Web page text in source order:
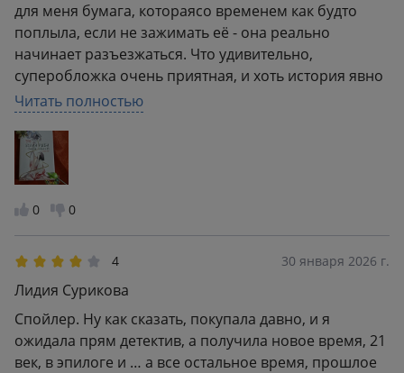
для меня бумага, котораясо временем как будто
поплыла, если не зажимать её - она реально
начинает разъезжаться. Что удивительно,
суперобложка очень приятная, и хоть история явно
растянута (можно было уместить все в3 книги
максимум) в целом читать удобно. Сама история
мне более чем понравилась. Да, это не стандартные
китайские авторы к которым я привыкла, но это и
хорошо. История именно что о дружбе, и немного
добавлено загадок (не скажу таинственности, тут
персонажами, но лишь частично, современное
время переплетается с воспоминаниями и если
честно по итогу первой книги ничего не понятно...)
но оно все равно того стоит, определенно
рекомендую.
Читать полностью
0 0
4 30 января 2026 г.
Лидия Сурикова
Спойлер. Ну как сказать, покупала давно, и я
ожидала прям детектив, а получила новое время, 21
век, в эпилоге и … а все остальное время, прошлое